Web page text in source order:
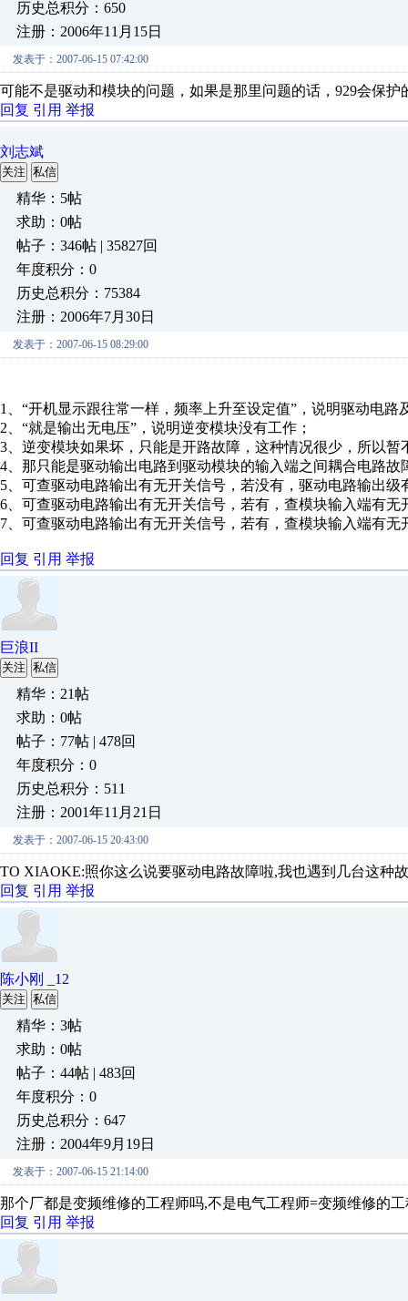
历史总积分：650
注册：2006年11月15日
发表于：2007-06-15 07:42:00
可能不是驱动和模块的问题，如果是那里问题的话，929会保
回复 引用 举报
刘志斌
关注 私信
精华：5帖
求助：0帖
帖子：346帖 | 35827回
年度积分：0
历史总积分：75384
注册：2006年7月30日
发表于：2007-06-15 08:29:00
1、“开机显示跟往常一样，频率上升至设定值”，说明驱动电路
2、“就是输出无电压”，说明逆变模块没有工作；
3、逆变模块如果坏，只能是开路故障，这种情况很少，所以暂
4、那只能是驱动输出电路到驱动模块的输入端之间耦合电路故
5、可查驱动电路输出有无开关信号，若没有，驱动电路输出级
6、可查驱动电路输出有无开关信号，若有，查模块输入端有
7、可查驱动电路输出有无开关信号，若有，查模块输入端有
回复 引用 举报
巨浪II
关注 私信
精华：21帖
求助：0帖
帖子：77帖 | 478回
年度积分：0
历史总积分：511
注册：2001年11月21日
发表于：2007-06-15 20:43:00
TO XIAOKE:照你这么说要驱动电路故障啦,我也遇到几台这种
回复 引用 举报
陈小刚 _12
关注 私信
精华：3帖
求助：0帖
帖子：44帖 | 483回
年度积分：0
历史总积分：647
注册：2004年9月19日
发表于：2007-06-15 21:14:00
那个厂都是变频维修的工程师吗,不是电气工程师=变频维修的
回复 引用 举报